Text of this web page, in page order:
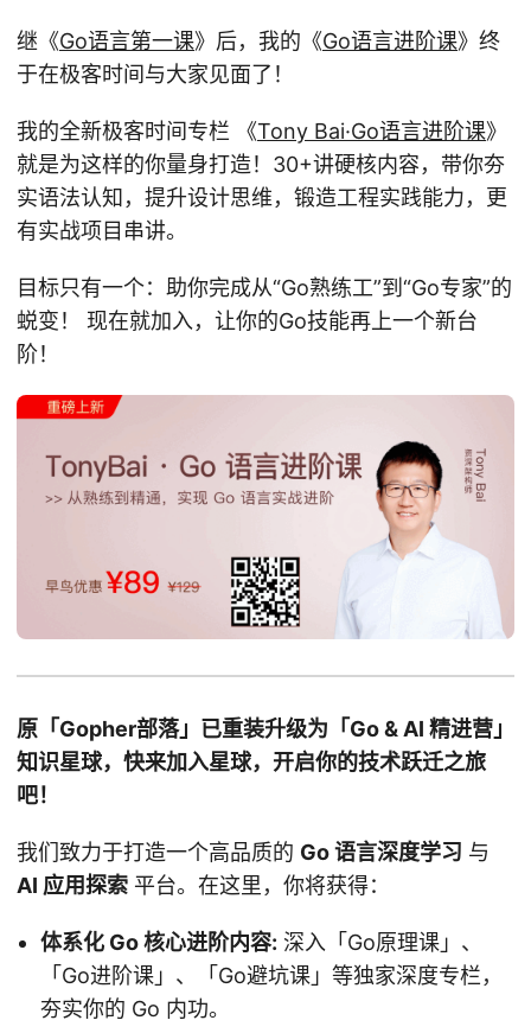
继《Go语言第一课》后，我的《Go语言进阶课》终
于在极客时间与大家见面了！
我的全新极客时间专栏 《Tony Bai·Go语言进阶课》
就是为这样的你量身打造！30+讲硬核内容，带你夯
实语法认知，提升设计思维，锻造工程实践能力，更
有实战项目串讲。
目标只有一个：助你完成从“Go熟练工”到“Go专家”的
蜕变！ 现在就加入，让你的Go技能再上一个新台
阶！
原「Gopher部落」已重装升级为「Go & AI 精进营」
知识星球，快来加入星球，开启你的技术跃迁之旅
吧！
我们致力于打造一个高品质的 Go 语言深度学习 与
AI 应用探索 平台。在这里，你将获得：
体系化 Go 核心进阶内容: 深入「Go原理课」、
「Go进阶课」、「Go避坑课」等独家深度专栏，
夯实你的 Go 内功。